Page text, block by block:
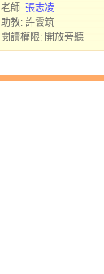
老師: 張志凌
助教: 許雲筑
閱讀權限: 開放旁聽